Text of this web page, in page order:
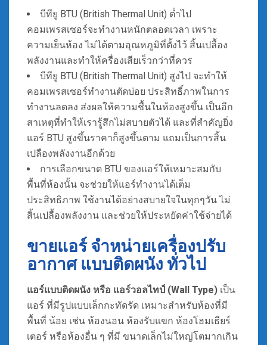
บีทียู BTU (British Thermal Unit) ต่ำไป
คอมเพรสเซอร์จะทำงานหนักตลอดเวลา เพราะ
ความเย็นห้อง ไม่ได้ตามอุณหภูมิที่ตั้งไว้ สิ้นเปลื้อง
พลังงานและทำให้ครื่องเสียเร็วกว่าที่ควร
บีทียู BTU (British Thermal Unit) สูงไป จะทำให้
คอมเพรสเซอร์ทำงานตัดบ่อย ประสิทธิ์ภาพในการ
ทำงานลดลง ส่งผลให้ความชื้นในห้องสูงขึ้น เป็นอีก
สาเหตุที่ทำให้เรารู้สึกไม่สบายตัวได้ และที่สำคัญยิ่ง
แอร์ BTU สูงขึ้นราคาก็สูงขึ้นตาม แถมเป็นการสิ้น
เปลืองพลังงานอีกด้วย
การเลือกขนาด BTU ของแอร์ให้เหมาะสมกับ
พื้นที่ห้องนั้น จะช่วยให้แอร์ทำงานได้เต็ม
ประสิทธิภาพ ใช้งานได้อย่างสบายใจในทุกๆวัน ไม่
สิ้นเปลื้องพลังงาน และช่วยให้ประหยัดค่าใช้จ่ายได้
ขายแอร์ จำหน่ายเครื่องปรับ
อากาศ แบบติดผนัง ทั่วไป
แอร์แบบติดผนัง หรือ แอร์วอลไทป์ (Wall Type) เป็น
แอร์ ที่มีรูปแบบเล็กกะทัดรัด เหมาะสำหรับห้องที่มี
พื้นที่ น้อย เช่น ห้องนอน ห้องรับแขก ห้องโฮมเธียร์
เตอร์ หรือห้องอื่น ๆ ที่มี ขนาดเล็กไม่ใหญ่โตมากเกิน